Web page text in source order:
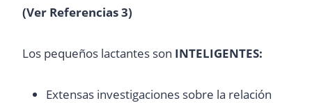
(Ver Referencias 3)
Los pequeños lactantes son INTELIGENTES:
Extensas investigaciones sobre la relación